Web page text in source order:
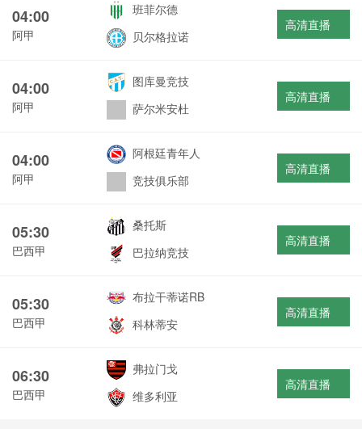
04:00
阿甲
班菲尔德
贝尔格拉诺
高清直播
04:00
阿甲
图库曼竞技
萨尔米安杜
高清直播
04:00
阿甲
阿根廷青年人
竞技俱乐部
高清直播
05:30
巴西甲
桑托斯
巴拉纳竞技
高清直播
05:30
巴西甲
布拉干蒂诺RB
科林蒂安
高清直播
06:30
巴西甲
弗拉门戈
维多利亚
高清直播